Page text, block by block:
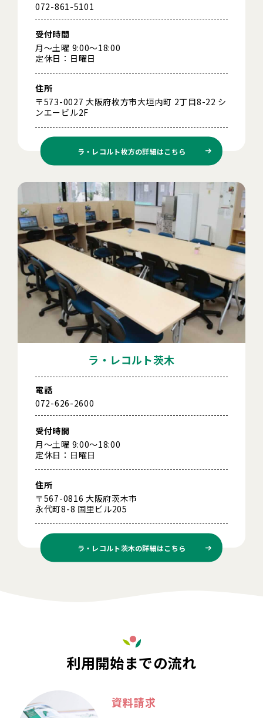
072-861-5101
受付時間
月～土曜 9:00～18:00
定休日：日曜日
住所
〒573-0027 大阪府枚方市大垣内町 2丁目8-22 シ
ンエービル2F
ラ・レコルト枚方の詳細はこちら
ラ・レコルト茨木
電話
072-626-2600
受付時間
月～土曜 9:00～18:00
定休日：日曜日
住所
〒567-0816 大阪府茨木市
永代町8-8 国里ビル205
ラ・レコルト茨木の詳細はこちら
利用開始までの流れ
資料請求